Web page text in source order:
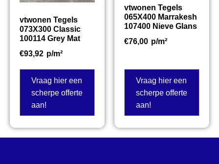
vtwonen Tegels
073X300 Classic
100114 Grey Mat
€93,92 p/m²
Vraag hier een
scherpe offerte
aan!
vtwonen Tegels
065X400 Marrakesh
107400 Nieve Glans
€76,00 p/m²
Vraag hier een
scherpe offerte
aan!